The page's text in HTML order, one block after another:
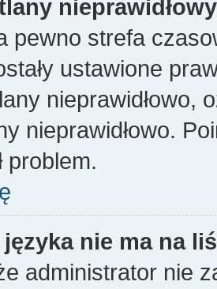
pewno strefa
ustawione
nieprawidłowo,
nieprawidłowo.
problem.
nie ma na
administrator nie